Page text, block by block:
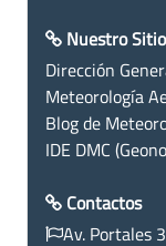
Nuestro
Dirección
Meteorología
Blog de
IDE DMC
Contactos
Av. Portales